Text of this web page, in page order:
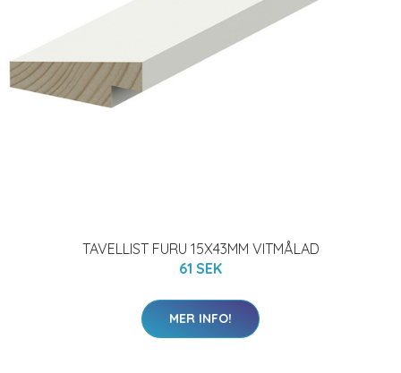
TAVELLIST FURU 15X43MM VITMÅLAD
61 SEK
MER INFO!